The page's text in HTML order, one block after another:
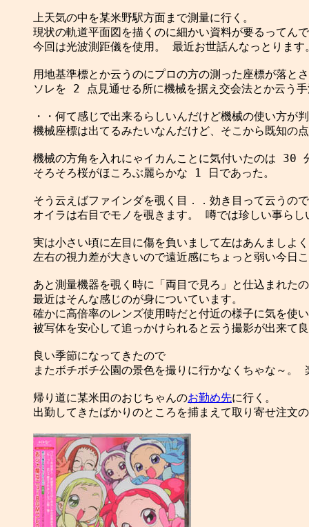
上天気の中を某米野駅方面まで測量に行く。
現状の軌道平面図を描くのに細かい資料が要るってんで
今回は光波測距儀を使用。 最近お世話んなっとります
用地基準標とか云うのにプロの方の測った座標が落と
ソレを 2 点見通せる所に機械を据え交会法とか云う
・・何て感じで出来るらしいんだけど機械の使い方が
機械座標は出てるみたいなんだけど、そこから既知の
機械の方角を入れにゃイカんことに気付いたのは 30
そろそろ桜がほころぶ麗らかな 1 日であった。
そう云えばファインダを覗く目．．効き目って云うの
オイラは右目でモノを覗きます。 噂では珍しい事らし
実は小さい頃に左目に傷を負いまして左はあんましよ
左右の視力差が大きいので遠近感にちょっと弱い今日
あと測量機器を覗く時に「両目で見ろ」と仕込まれた
最近はそんな感じのが身についています。
確かに高倍率のレンズ使用時だと付近の様子に気を使
被写体を安心して追っかけられると云う撮影が出来て
良い季節になってきたので
またボチボチ公園の景色を撮りに行かなくちゃな～。
帰り道に某米田のおじちゃんのお勤め先に行く。
出勤してきたばかりのところを捕まえて取り寄せ注文